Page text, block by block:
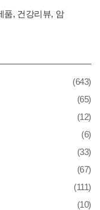
품, 건강리뷰, 암
(643)
(65)
(12)
(6)
(33)
(67)
(111)
(10)